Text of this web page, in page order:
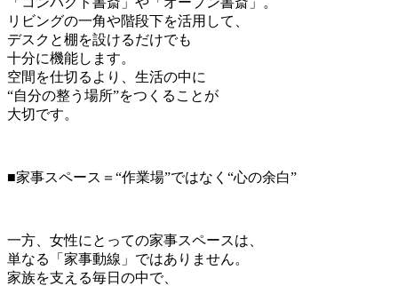
リビングの一角や階段下を活用して、
デスクと棚を設けるだけでも
十分に機能します。
空間を仕切るより、生活の中に
“自分の整う場所”をつくることが
大切です。
■家事スペース＝“作業場”ではなく“心の余白”
一方、女性にとっての家事スペースは、
単なる「家事動線」ではありません。
家族を支える毎日の中で、